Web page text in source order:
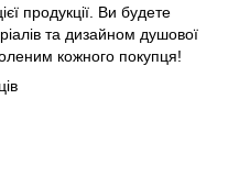
продукції. Ви будете
та дизайном душової
кожного покупця!